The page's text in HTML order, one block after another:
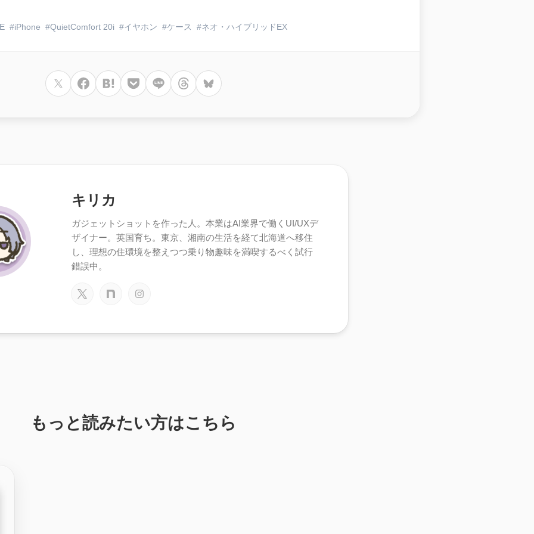
iPhone QuietComfort 20i イヤホン ケース ネオ・ハイブリッドEX
キリカ
ガジェットショットを作った人。本業はAI業界で働くUI/UXデ
ザイナー。英国育ち。東京、湘南の生活を経て北海道へ移住
し、理想の住環境を整えつつ乗り物趣味を満喫するべく試行
錯誤中。
もっと読みたい方はこちら